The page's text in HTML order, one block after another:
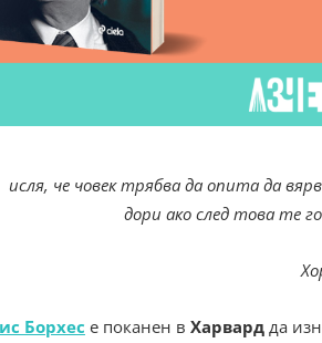
исля, че човек трябва да опита да
дори ако след това те
Борхес е поканен в Харвард да